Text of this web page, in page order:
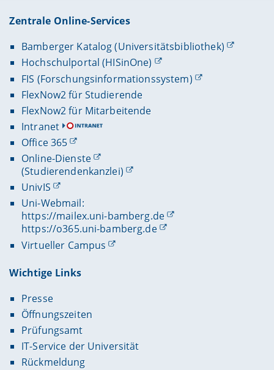
Zentrale Online-Services
Bamberger Katalog (Universitätsbibliothek)
Hochschulportal (HISinOne)
FIS (Forschungsinformationssystem)
FlexNow2 für Studierende
FlexNow2 für Mitarbeitende
Intranet
Office 365
Online-Dienste
(Studierendenkanzlei)
UnivIS
Uni-Webmail:
https://mailex.uni-bamberg.de
https://o365.uni-bamberg.de
Virtueller Campus
Wichtige Links
Presse
Öffnungszeiten
Prüfungsamt
IT-Service der Universität
Rückmeldung